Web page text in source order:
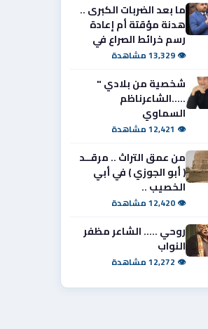
ما بعد الضربات الكبرى ..
هدنة مؤقتة أم إعادة
رسم خرائط الصراع في
👁 13,329 مشاهدة
شخصية من بلادي "
.....الشاعرناظم
السماوي
👁 12,421 مشاهدة
من عمق التراث .. مرقــد
( أبو الجوزي ) في أبي
الخصيب ..
👁 12,420 مشاهدة
روحي ..... الشاعر مظفر
النواب
👁 12,272 مشاهدة